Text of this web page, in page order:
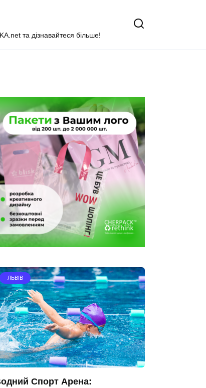
та дізнавайтеся більше!
ЛЬВІВ
Спорт Арена: